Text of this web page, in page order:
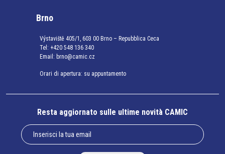
Brno
Výstaviště 405/1, 603 00 Brno – Repubblica Ceca
Tel: +420 548 136 340
Email: brno@camic.cz
Orari di apertura: su appuntamento
Resta aggiornato sulle ultime novità CAMIC